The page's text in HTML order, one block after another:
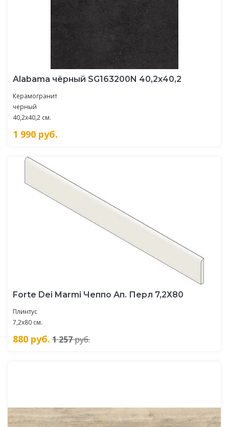
Alabama чёрный SG163200N 40,2х40,2
Керамогранит
черный
40,2x40,2 см.
1 990 руб.
Forte Dei Marmi Чеппо Ап. Перл 7,2Х80
Плинтус
7,2x80 см.
880 руб. 1 257руб.